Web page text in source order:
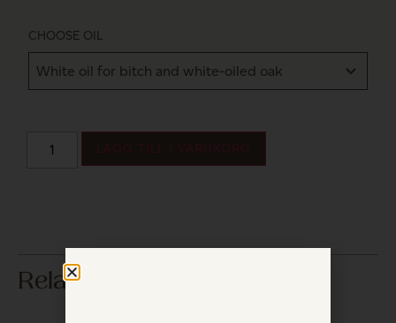
CHOOSE OIL
LÄGG TILL I VARUKORG
Related products